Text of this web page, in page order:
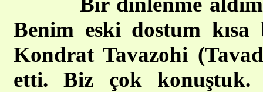
Benim eski dostum
Kondrat Tavazohi
etti. Biz çok